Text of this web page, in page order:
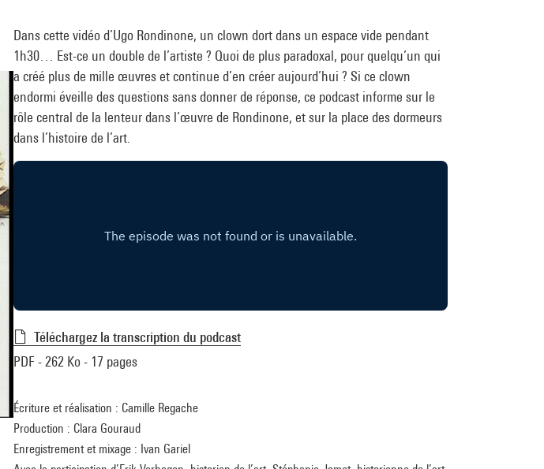
Dans cette vidéo d’Ugo Rondinone, un clown dort dans un espace vide pendant
1h30… Est-ce un double de l’artiste ? Quoi de plus paradoxal, pour quelqu’un qui
a créé plus de mille œuvres et continue d’en créer aujourd’hui ? Si ce clown
endormi éveille des questions sans donner de réponse, ce podcast informe sur le
rôle central de la lenteur dans l’œuvre de Rondinone, et sur la place des dormeurs
dans l’histoire de l’art.
Téléchargez la transcription du podcast
PDF - 262 Ko - 17 pages
Écriture et réalisation : Camille Regache
Production : Clara Gouraud
Enregistrement et mixage : Ivan Gariel